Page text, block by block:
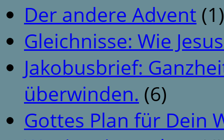
Der andere Advent (1)
Gleichnisse: Wie
Jakobusbrief:
überwinden. (6)
Gottes Plan für Dein